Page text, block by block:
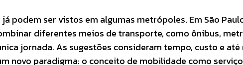
podem ser vistos em algumas metrópoles. Em São
diferentes meios de transporte, como ônibus,
jornada. As sugestões consideram tempo, custo e até
novo paradigma: o conceito de mobilidade como